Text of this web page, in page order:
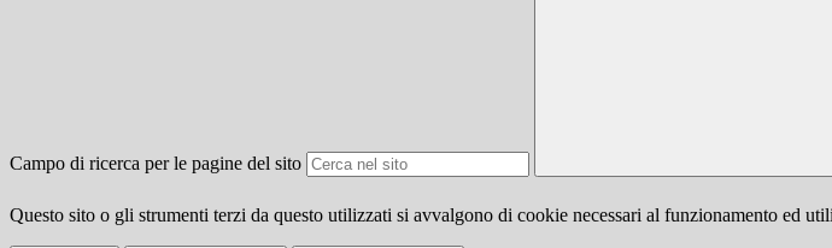
Campo di ricerca per le pagine del sito
Questo sito o gli strumenti terzi da questo utilizzati si avvalgono di cookie necessari al funzionamento ed